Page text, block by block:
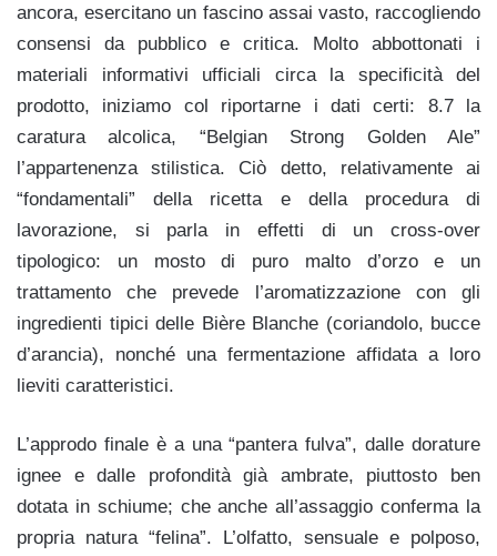
ancora, esercitano un fascino assai vasto, raccogliendo
consensi da pubblico e critica. Molto abbottonati i
materiali informativi ufficiali circa la specificità del
prodotto, iniziamo col riportarne i dati certi: 8.7 la
caratura alcolica, “Belgian Strong Golden Ale”
l’appartenenza stilistica. Ciò detto, relativamente ai
“fondamentali” della ricetta e della procedura di
lavorazione, si parla in effetti di un cross-over
tipologico: un mosto di puro malto d’orzo e un
trattamento che prevede l’aromatizzazione con gli
ingredienti tipici delle Bière Blanche (coriandolo, bucce
d’arancia), nonché una fermentazione affidata a loro
lieviti caratteristici.
L’approdo finale è a una “pantera fulva”, dalle dorature
ignee e dalle profondità già ambrate, piuttosto ben
dotata in schiume; che anche all’assaggio conferma la
propria natura “felina”. L’olfatto, sensuale e polposo,